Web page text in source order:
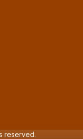
reserved.